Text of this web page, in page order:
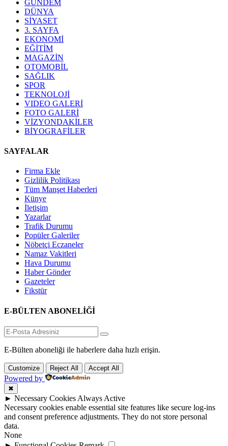
GÜNDEM
DÜNYA
SİYASET
3. SAYFA
EKONOMİ
EĞİTİM
MAGAZİN
OTOMOBİL
SAĞLIK
SPOR
TEKNOLOJİ
VIDEO GALERİ
FOTO GALERİ
VİZYONDAKİLER
BİYOGRAFİLER
SAYFALAR
Firma Ekle
Gizlilik Politikası
Tüm Manşet Haberleri
Künye
İletişim
Yazarlar
Trafik Durumu
Popüler Galeriler
Nöbetçi Eczaneler
Namaz Vakitleri
Hava Durumu
Haber Gönder
Gazeteler
Fikstür
E-BÜLTEN ABONELİĞİ
E-Bülten aboneliği ile haberlere daha hızlı erişin.
Customize Reject All Accept All
Powered by
✖
► Necessary Cookies Always Active
Necessary cookies enable essential site features like secure log-ins
and consent preference adjustments. They do not store personal
data.
None